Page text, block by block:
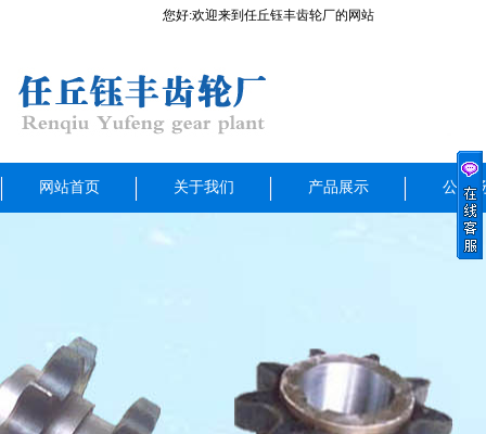
您好:欢迎来到任丘钰丰齿轮厂的网站
网站首页 关于我们 产品展示 公司